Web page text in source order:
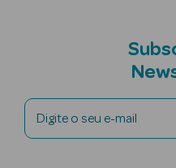
Ver Tudo
Digite o seu e-mail